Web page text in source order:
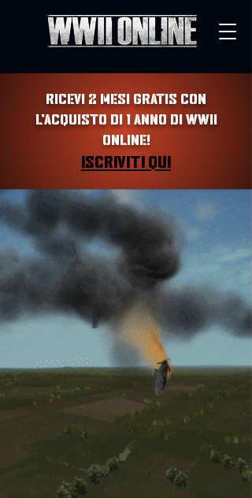
RICEVI 2 MESI GRATIS CON
L'ACQUISTO DI 1 ANNO DI WWII
ONLINE!
ISCRIVITI QUI